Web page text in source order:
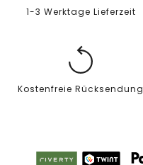
1-3 Werktage Lieferzeit
Kostenfreie Rücksendung